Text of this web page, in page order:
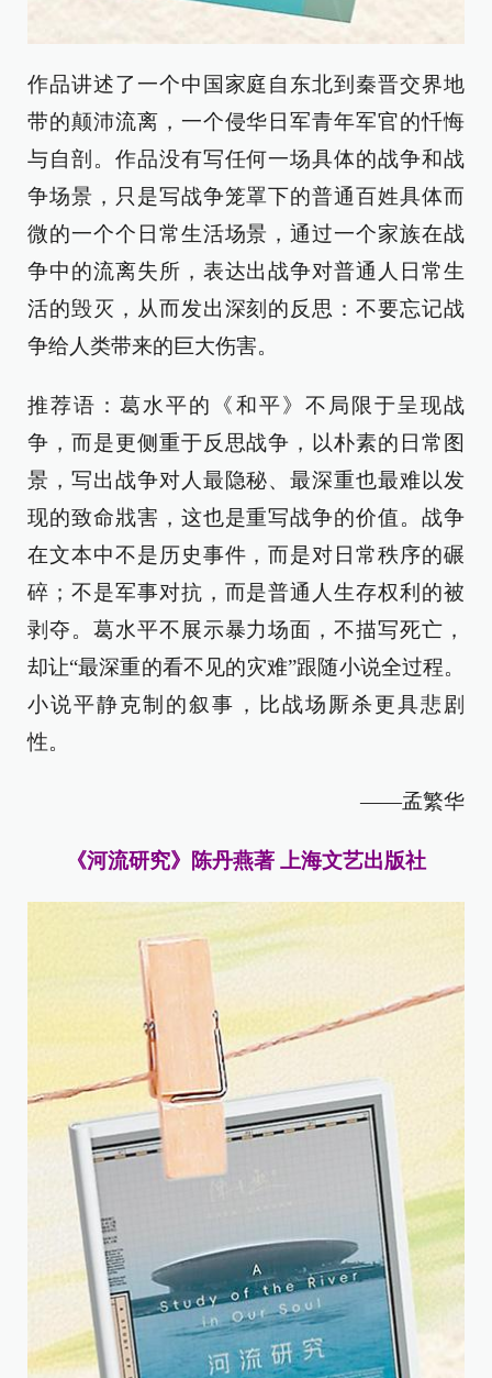
作品讲述了一个中国家庭自东北到秦晋交界地
带的颠沛流离，一个侵华日军青年军官的忏悔
与自剖。作品没有写任何一场具体的战争和战
争场景，只是写战争笼罩下的普通百姓具体而
微的一个个日常生活场景，通过一个家族在战
争中的流离失所，表达出战争对普通人日常生
活的毁灭，从而发出深刻的反思：不要忘记战
争给人类带来的巨大伤害。
推荐语：葛水平的《和平》不局限于呈现战
争，而是更侧重于反思战争，以朴素的日常图
景，写出战争对人最隐秘、最深重也最难以发
现的致命戕害，这也是重写战争的价值。战争
在文本中不是历史事件，而是对日常秩序的碾
碎；不是军事对抗，而是普通人生存权利的被
剥夺。葛水平不展示暴力场面，不描写死亡，
却让“最深重的看不见的灾难”跟随小说全过程。
小说平静克制的叙事，比战场厮杀更具悲剧
性。
——孟繁华
《河流研究》陈丹燕著 上海文艺出版社